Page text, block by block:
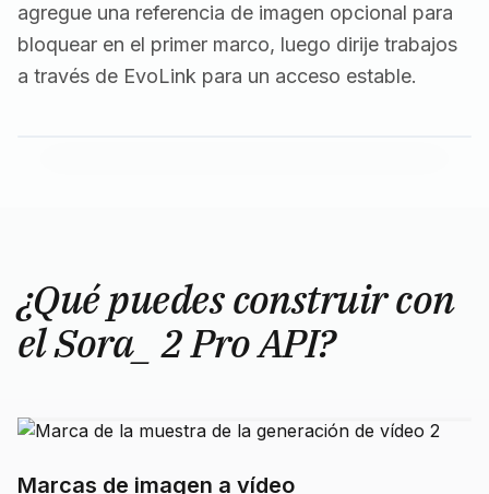
agregue una referencia de imagen opcional para
bloquear en el primer marco, luego dirije trabajos
a través de EvoLink para un acceso estable.
¿Qué puedes construir con
el Sora_ 2 Pro API?
Marcas de imagen a vídeo